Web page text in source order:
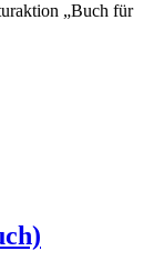
„Buch für